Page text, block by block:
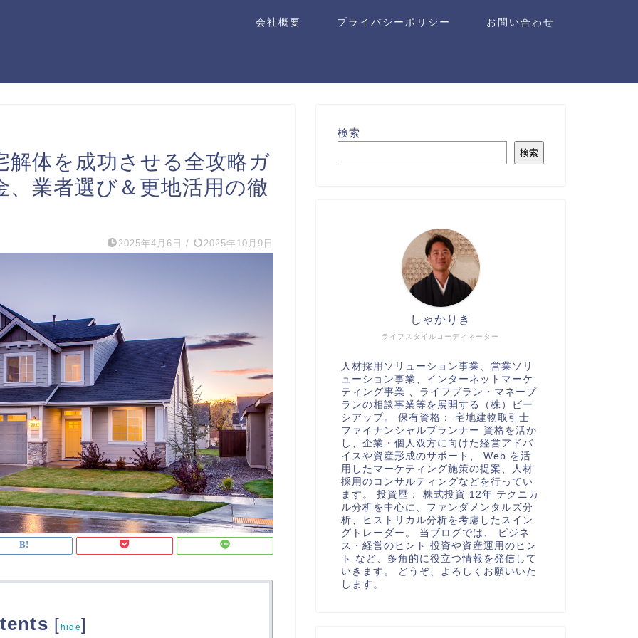
会社概要 プライバシーポリシー お問い合わせ
解体を成功させる全攻略ガ
、業者選び＆更地活用の徹
2025年4月6日 / 2025年10月9日
[hide]
検索
検索
ライフスタイルコーディネーター
しゃかりき
人材採用ソリューション事業、営業ソリ
ューション事業、インターネットマーケ
ティング事業 、ライフプラン・マネープ
ランの相談事業等を展開する（株）ビー
シアップ。 保有資格： 宅地建物取引士
ファイナンシャルプランナー 資格を活か
し、企業・個人双方に向けた経営アドバ
イスや資産形成のサポート、 Web を活
用したマーケティング施策の提案、人材
採用のコンサルティングなどを行ってい
ます。 投資歴： 株式投資 12年 テクニカ
ル分析を中心に、ファンダメンタルズ分
析、ヒストリカル分析を考慮したスイン
グトレーダー。 当ブログでは、 ビジネ
ス・経営のヒント 投資や資産運用のヒン
ト など、多角的に役立つ情報を発信して
いきます。 どうぞ、よろしくお願いいた
します。